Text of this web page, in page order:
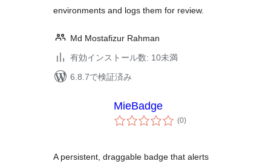
environments and logs them for review.
Md Mostafizur Rahman
有効インストール数: 10未満
6.8.7で検証済み
MieBadge
(0個
の)
A persistent, draggable badge that alerts